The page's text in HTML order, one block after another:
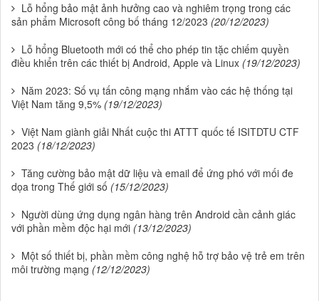
Lỗ hổng bảo mật ảnh hưởng cao và nghiêm trọng trong các
sản phẩm Microsoft công bố tháng 12/2023 (20/12/2023)
Lỗ hổng Bluetooth mới có thể cho phép tin tặc chiếm quyền
điều khiển trên các thiết bị Android, Apple và Linux (19/12/2023)
Năm 2023: Số vụ tấn công mạng nhắm vào các hệ thống tại
Việt Nam tăng 9,5% (19/12/2023)
Việt Nam giành giải Nhất cuộc thi ATTT quốc tế ISITDTU CTF
2023 (18/12/2023)
Tăng cường bảo mật dữ liệu và email để ứng phó với mối đe
dọa trong Thế giới số (15/12/2023)
Người dùng ứng dụng ngân hàng trên Android cần cảnh giác
với phần mềm độc hại mới (13/12/2023)
Một số thiết bị, phần mềm công nghệ hỗ trợ bảo vệ trẻ em trên
môi trường mạng (12/12/2023)